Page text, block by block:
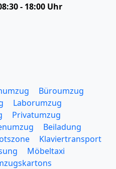
- 18:00 Uhr
Büroumzug
Laborumzug
Privatumzug
Beiladung
Klaviertransport
Möbeltaxi